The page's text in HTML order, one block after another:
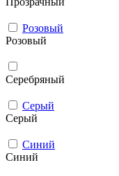
Розовый
Розовый
Серебряный
Серый
Серый
Синий
Синий